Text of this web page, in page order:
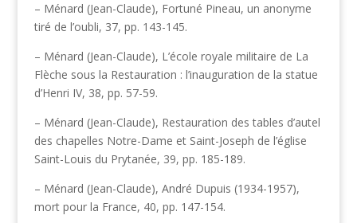
– Ménard (Jean-Claude), Fortuné Pineau, un anonyme
tiré de l’oubli, 37, pp. 143-145.
– Ménard (Jean-Claude), L’école royale militaire de La
Flèche sous la Restauration : l’inauguration de la statue
d’Henri IV, 38, pp. 57-59.
– Ménard (Jean-Claude), Restauration des tables d’autel
des chapelles Notre-Dame et Saint-Joseph de l’église
Saint-Louis du Prytanée, 39, pp. 185-189.
– Ménard (Jean-Claude), André Dupuis (1934-1957),
mort pour la France, 40, pp. 147-154.